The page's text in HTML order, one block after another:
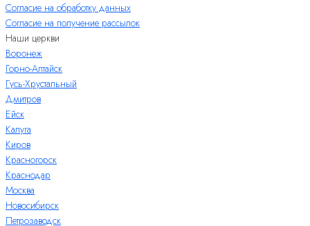
Согласие на обработку данных
Согласие на получение рассылок
Наши церкви
Воронеж
Горно-Алтайск
Гусь-Хрустальный
Дмитров
Ейск
Калуга
Киров
Красногорск
Краснодар
Москва
Новосибирск
Петрозаводск